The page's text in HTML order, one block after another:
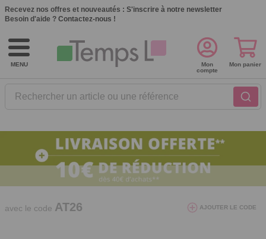
Recevez nos offres et nouveautés : S'inscrire à notre newsletter
Besoin d'aide ? Contactez-nous !
MENU
Rechercher un article ou une référence
Mon
compte
Mon panier
10€ de réduction dès 40€ d'achat. Offre
valable du 03/08/2026 au 12/08/2026.
avec le code AT26 AJOUTER LE CODE